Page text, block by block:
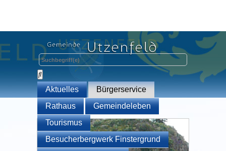
Aktuelles
Bürgerservice
Rathaus
Gemeindeleben
Tourismus
Besucherbergwerk Finstergrund